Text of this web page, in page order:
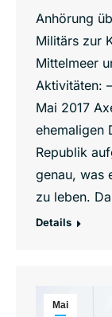
Anhörung
Militärs zur
Mittelmeer
Aktivitäten:
Mai 2017
ehemaligen
Republik
genau, was
zu leben.
Details
Mai